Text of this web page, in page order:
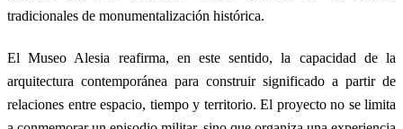
tradicionales de monumentalización histórica.
El Museo Alesia reafirma, en este sentido, la capacidad de la
arquitectura contemporánea para construir significado a partir de
relaciones entre espacio, tiempo y territorio. El proyecto no se limita